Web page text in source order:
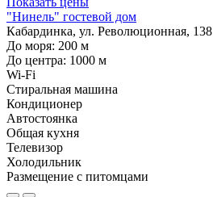
"Нинель" гостевой дом
Кабардинка, ул. Революционная, 138
До моря: 200 м
До центра: 1000 м
Wi-Fi
Стиральная машина
Кондиционер
Автостоянка
Общая кухня
Телевизор
Холодильник
Размещение с питомцами